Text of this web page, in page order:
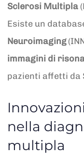
Sclerosi Multipla
Esiste un
Neuroimaging
immagini di
pazienti affetti da
nella
multipla